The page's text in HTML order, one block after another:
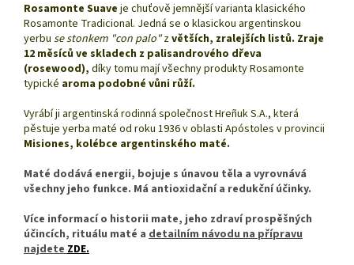
Rosamonte Suave je chuťově jemnější varianta klasického
Rosamonte Tradicional. Jedná se o klasickou argentinskou
yerbu se stonkem "con palo"zvětších, zralejších listů. Zraje
12 měsíců ve skladech z palisandrového dřeva
(rosewood), díky tomu mají všechny produkty Rosamonte
typické aroma podobné vůni růží.
Vyrábí ji argentinská rodinná společnost Hreñuk S.A., která
pěstuje yerba maté od roku 1936 v oblasti Apóstoles v provincii
Misiones, kolébce argentinského maté.
Maté dodává energii, bojuje s únavou těla a vyrovnává
všechny jeho funkce. Má antioxidační a redukční účinky.
Více informací o historii mate, jeho zdraví prospěšných
účincích, rituálu maté a detailním návodu na přípravu
najdeteZDE.